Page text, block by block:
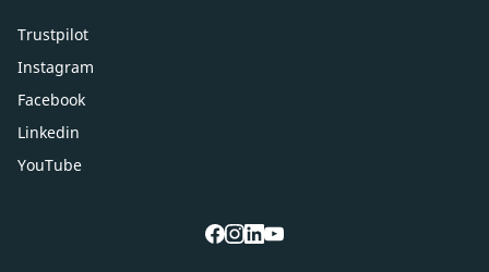
Trustpilot
Instagram
Facebook
Linkedin
YouTube
facebook
instagram
linkedin
youtube